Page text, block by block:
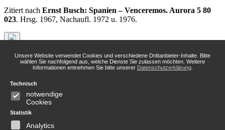
Zitiert nach Ernst Busch: Spanien – Venceremos. Aurora 5 80
023. Hrsg. 1967, Nachaufl. 1972 u. 1976.
Kontakt
info(at)erinnerungsort.de
Infos
Unsere Website verwendet Cookies und verschiedene Drittanbieter-Inhalte. Bitte
wählen Sie nachfolgend aus, welche Dienste Sie zulassen möchten. Weitere
Informationen entnehmen Sie bitte unserer Datenschutzerklärung.
Technisch
notwendige
Cookies
Statistik
Analytics